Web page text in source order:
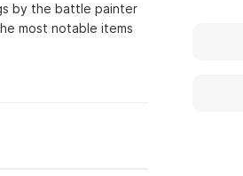
by the battle painter
most notable items